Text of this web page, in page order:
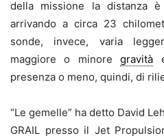
della missione la distanza
arrivando a circa 23
sonde, invece, varia
maggiore o minoregravità
presenza o meno, quindi, di
“Le gemelle” ha detto David
GRAIL presso il Jet